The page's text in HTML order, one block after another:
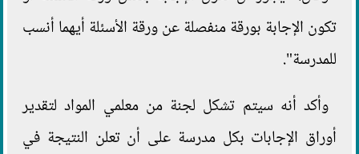
تكون الإجابة بورقة منفصلة عن ورقة الأسئلة أيهما أنسب
للمدرسة".
وأكد أنه سيتم تشكل لجنة من معلمي المواد لتقدير
أوراق الإجابات بكل مدرسة على أن تعلن النتيجة في